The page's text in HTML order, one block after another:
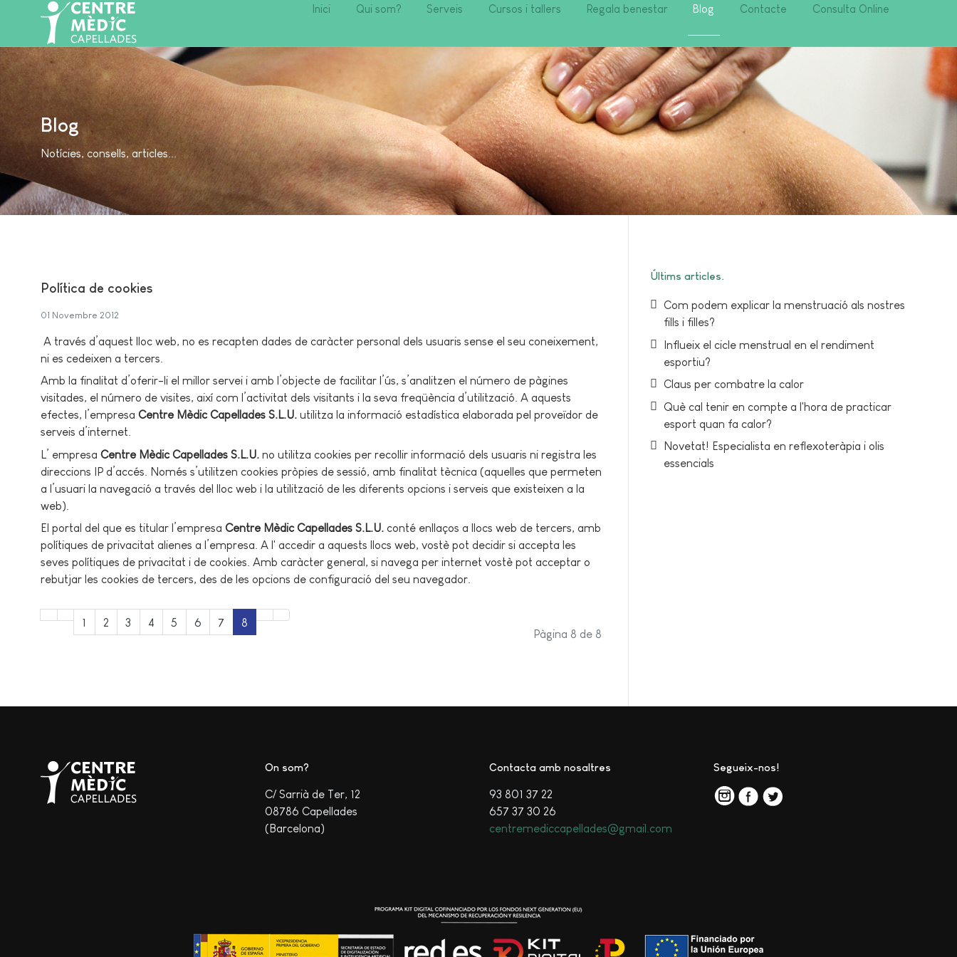
Inici Qui som? Serveis Cursos i tallers Regala benestar Blog Contacte Consulta Online
Blog
Notícies, consells, articles...
Política de cookies
01 Novembre 2012
A través d’aquest lloc web, no es recapten dades de caràcter personal dels usuaris sense el seu coneixement,
ni es cedeixen a tercers.
Amb la finalitat d’oferir-li el millor servei i amb l’objecte de facilitar l’ús, s’analitzen el número de pàgines
visitades, el número de visites, així com l’activitat dels visitants i la seva freqüència d’utilització. A aquests
efectes, l’empresa Centre Mèdic Capellades S.L.U. utilitza la informació estadística elaborada pel proveïdor de
serveis d’internet.
L’ empresa Centre Mèdic Capellades S.L.U. no utilitza cookies per recollir informació dels usuaris ni registra les
direccions IP d’accés. Només s’utilitzen cookies pròpies de sessió, amb finalitat tècnica (aquelles que permeten
a l’usuari la navegació a través del lloc web i la utilització de les diferents opcions i serveis que existeixen a la
web).
El portal del que es titular l’empresa Centre Mèdic Capellades S.L.U. conté enllaços a llocs web de tercers, amb
polítiques de privacitat alienes a l’empresa. A l' accedir a aquests llocs web, vostè pot decidir si accepta les
seves polítiques de privacitat i de cookies. Amb caràcter general, si navega per internet vostè pot acceptar o
rebutjar les cookies de tercers, des de les opcions de configuració del seu navegador.
Pàgina 8 de 8
1 2 3 4 5 6 7 8
Últims articles
Com podem explicar la menstruació als nostres
fills i filles?
Influeix el cicle menstrual en el rendiment
esportiu?
Claus per combatre la calor
Què cal tenir en compte a l'hora de practicar
esport quan fa calor?
Novetat! Especialista en reflexoteràpia i olis
essencials
On som?
C/ Sarrià de Ter, 12
08786 Capellades
(Barcelona)
Contacta amb nosaltres
93 801 37 22
657 37 30 26
centremediccapellades@gmail.com
Segueix-nos!